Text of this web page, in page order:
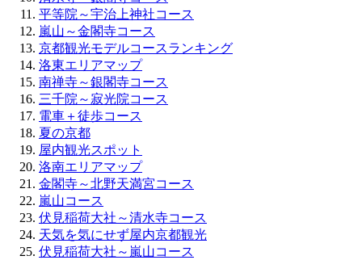
平等院～宇治上神社コース
嵐山～金閣寺コース
京都観光モデルコースランキング
洛東エリアマップ
南禅寺～銀閣寺コース
三千院～寂光院コース
電車＋徒歩コース
夏の京都
屋内観光スポット
洛南エリアマップ
金閣寺～北野天満宮コース
嵐山コース
伏見稲荷大社～清水寺コース
天気を気にせず屋内京都観光
伏見稲荷大社～嵐山コース